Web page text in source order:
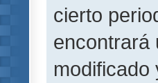
cierto
encontrará
modificado